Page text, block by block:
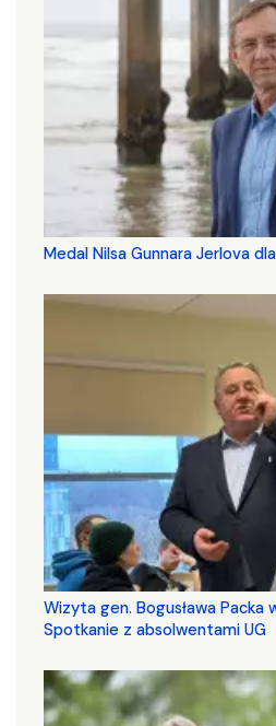
Medal Nilsa Gunnara Jerlova
Wizyta gen. Bogusława
Spotkanie z absolwentami UG